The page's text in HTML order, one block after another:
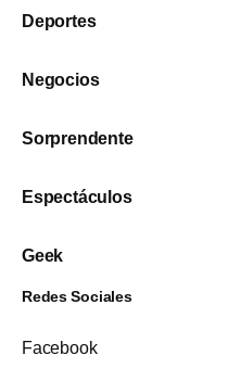
Deportes
Negocios
Sorprendente
Espectáculos
Geek
Redes Sociales
Facebook